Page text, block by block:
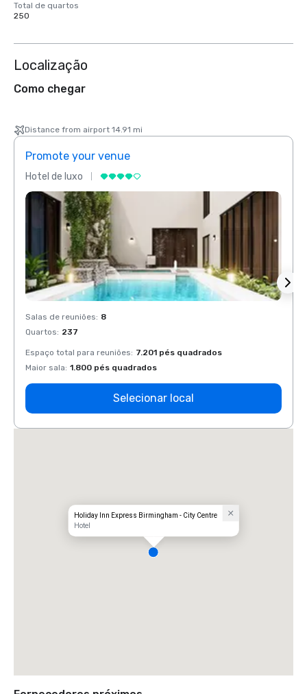
Total de quartos
250
Localização
Como chegar
Distance from airport 14.91 mi
Promote your venue
Hotel de luxo
Salas de reuniões: 8
Quartos: 237
Espaço total para reuniões: 7.201 pés quadrados
Maior sala: 1.800 pés quadrados
Selecionar local
Holiday Inn Express Birmingham - City Centre
Hotel